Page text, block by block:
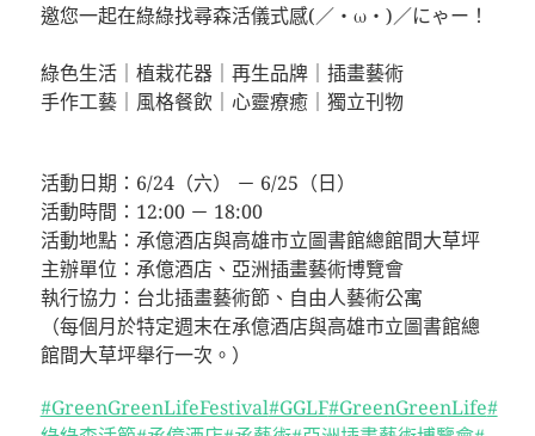
邀您一起在綠綠找尋森活儀式感(／・ω・)／にゃー！
綠色生活｜植栽花器｜再生品牌｜插畫藝術
手作工藝｜風格餐飲｜心靈療癒｜獨立刊物
活動日期：6/24（六） － 6/25（日）
活動時間：12:00 － 18:00
活動地點：承億酒店與高雄市立圖書館總館間大草坪
主辦單位：承億酒店、亞洲插畫藝術博覽會
執行協力：台北插畫藝術節、自由人藝術公寓
（每個月於特定週末在承億酒店與高雄市立圖書館總
館間大草坪舉行一次。）
#GreenGreenLifeFestival#GGLF#GreenGreenLife#